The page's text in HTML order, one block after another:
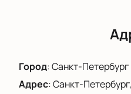
Не упустите
Купить
планировать свой визит
очередей.
Город:Санкт-Петербург
Адрес:Санкт-